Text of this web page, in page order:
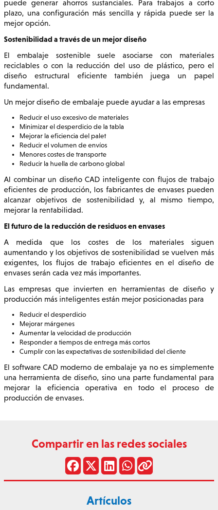
puede generar ahorros sustanciales. Para trabajos a corto
plazo, una configuración más sencilla y rápida puede ser la
mejor opción.
Sostenibilidad a través de un mejor diseño
El embalaje sostenible suele asociarse con materiales
reciclables o con la reducción del uso de plástico, pero el
diseño estructural eficiente también juega un papel
fundamental.
Un mejor diseño de embalaje puede ayudar a las empresas
Reducir el uso excesivo de materiales
Minimizar el desperdicio de la tabla
Mejorar la eficiencia del palet
Reducir el volumen de envíos
Menores costes de transporte
Reducir la huella de carbono global
Al combinar un diseño CAD inteligente con flujos de trabajo
eficientes de producción, los fabricantes de envases pueden
alcanzar objetivos de sostenibilidad y, al mismo tiempo,
mejorar la rentabilidad.
El futuro de la reducción de residuos en envases
A medida que los costes de los materiales siguen
aumentando y los objetivos de sostenibilidad se vuelven más
exigentes, los flujos de trabajo eficientes en el diseño de
envases serán cada vez más importantes.
Las empresas que invierten en herramientas de diseño y
producción más inteligentes están mejor posicionadas para
Reducir el desperdicio
Mejorar márgenes
Aumentar la velocidad de producción
Responder a tiempos de entrega más cortos
Cumplir con las expectativas de sostenibilidad del cliente
El software CAD moderno de embalaje ya no es simplemente
una herramienta de diseño, sino una parte fundamental para
mejorar la eficiencia operativa en todo el proceso de
producción de envases.
Compartir en las redes sociales
Artículos